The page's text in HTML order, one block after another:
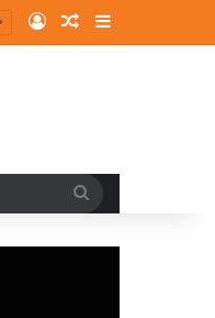
Log InRandom Article
Sidebar